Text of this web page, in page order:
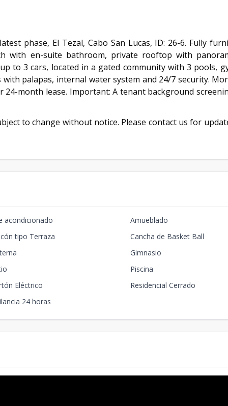
phase, El Tezal, Cabo San Lucas, ID: 26-6. Fully
with en-suite bathroom, private rooftop with
to 3 cars, located in a gated community with 3 pools,
with palapas, internal water system and 24/7 security.
24-month lease. Important: A tenant background
to change without notice. Please contact us for
acondicionado
Amueblado
tipo Terraza
Cancha de Basket Ball
Gimnasio
Piscina
Eléctrico
Residencial Cerrado
24 horas